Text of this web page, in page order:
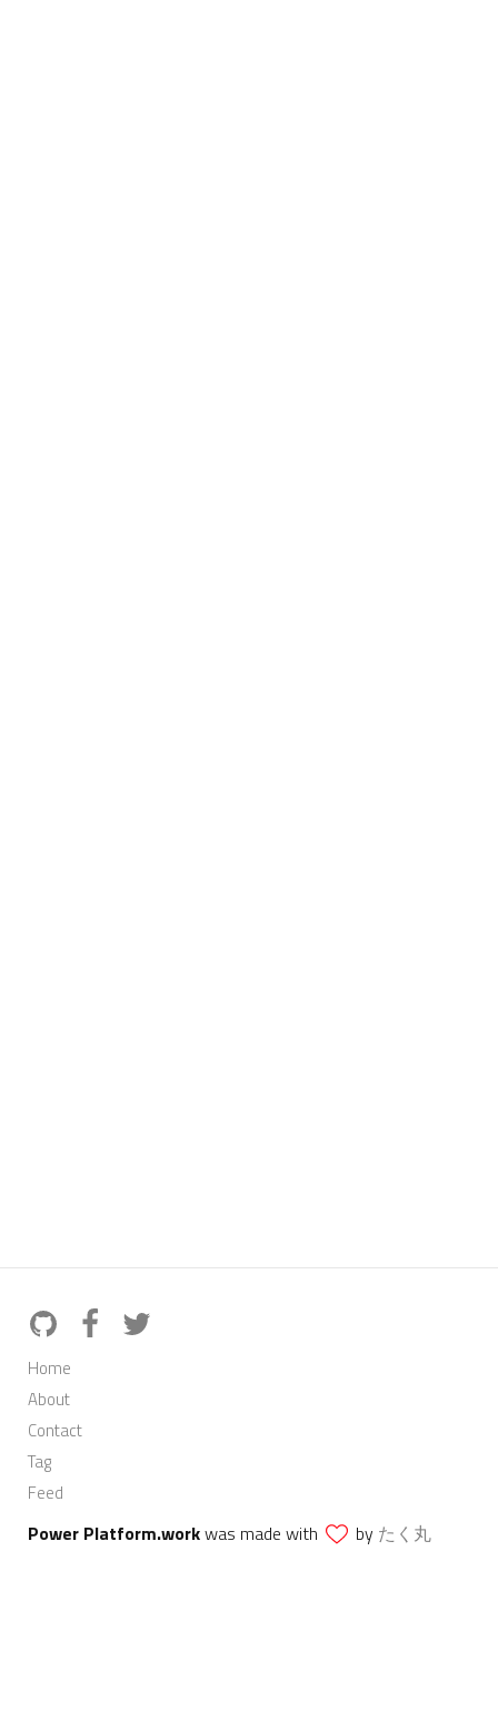
Home
About
Contact
Tag
Feed
Power Platform.workwas made with by たく丸